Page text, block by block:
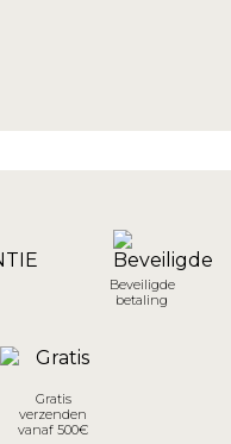
Beveiligde
betaling
Gratis
verzenden
vanaf 500€